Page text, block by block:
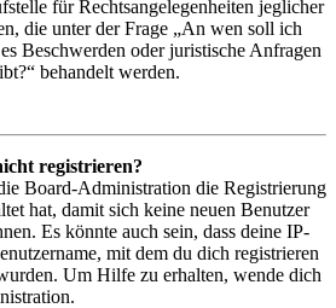
für Rechtsangelegenheiten jeglicher
die unter der Frage „An wen soll ich
Beschwerden oder juristische Anfragen
behandelt werden.
registrieren?
Board-Administration die Registrierung
hat, damit sich keine neuen Benutzer
Es könnte auch sein, dass deine IP-
mit dem du dich registrieren
Um Hilfe zu erhalten, wende dich